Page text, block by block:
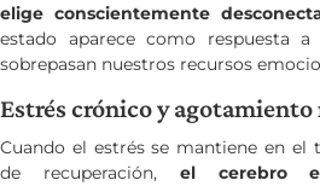
elige conscientemente
estado aparece como respuesta a
sobrepasan nuestros recursos
Estrés crónico y
Cuando el estrés se mantiene en el
de recuperación, el cerebro